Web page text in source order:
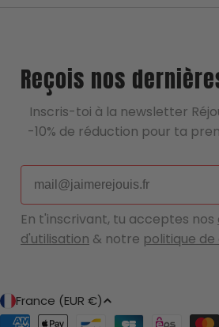
Reçois nos
Inscris-toi à la newsletter
-10% de réduction pour ta
Email
En t'inscrivant, tu acceptes nos
d'utilisation & notre politique
P
a
France (EUR €)
Modes